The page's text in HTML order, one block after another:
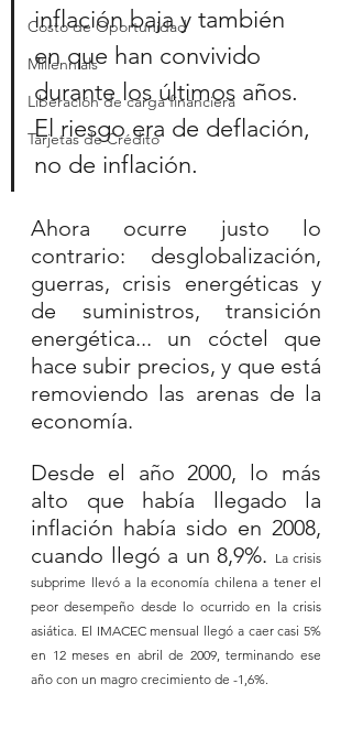
Costo de Oportunidad
Millennials
Liberación de carga financiera
Tarjetas de Crédito
inflación baja y también
en que han convivido
durante los últimos años.
El riesgo era de deflación,
no de inflación.
Ahora ocurre justo lo
contrario: desglobalización,
guerras, crisis energéticas y
de suministros, transición
energética... un cóctel que
hace subir precios, y que está
removiendo las arenas de la
economía.
Desde el año 2000, lo más
alto que había llegado la
inflación había sido en 2008,
cuando llegó a un 8,9%. La crisis
subprime llevó a la economía chilena a tener el
peor desempeño desde lo ocurrido en la crisis
asiática. El IMACEC mensual llegó a caer casi 5%
en 12 meses en abril de 2009, terminando ese
año con un magro crecimiento de -1,6%.